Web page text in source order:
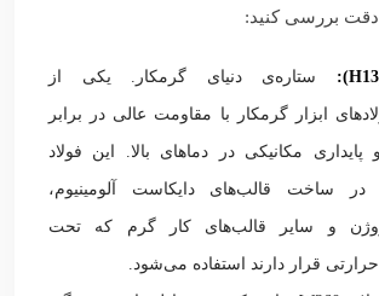
بررسی کنید:
H13
): ستاره‌ی دنیای گرمکار. یکی از
ابزار گرمکار با مقاومت عالی در برابر
مکانیکی در دماهای بالا. این فولاد
در ساخت قالب‌های دایکاست آلومینیوم،
و سایر قالب‌های کار گرم که تحت
قرار دارند استفاده می‌شود.